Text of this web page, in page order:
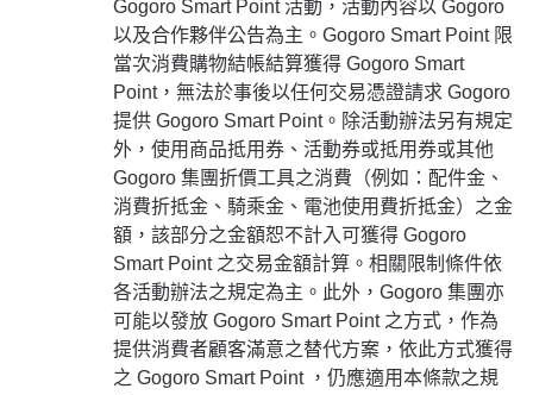
Gogoro Smart Point 活動，活動內容以 Gogoro
以及合作夥伴公告為主。Gogoro Smart Point 限
當次消費購物結帳結算獲得 Gogoro Smart
Point，無法於事後以任何交易憑證請求 Gogoro
提供 Gogoro Smart Point。除活動辦法另有規定
外，使用商品抵用券、活動券或抵用券或其他
Gogoro 集團折價工具之消費（例如：配件金、
消費折抵金、騎乘金、電池使用費折抵金）之金
額，該部分之金額恕不計入可獲得 Gogoro
Smart Point 之交易金額計算。相關限制條件依
各活動辦法之規定為主。此外，Gogoro 集團亦
可能以發放 Gogoro Smart Point 之方式，作為
提供消費者顧客滿意之替代方案，依此方式獲得
之 Gogoro Smart Point ，仍應適用本條款之規